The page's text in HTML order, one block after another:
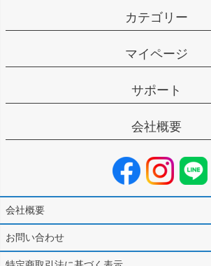
カテゴリー
マイページ
サポート
会社概要
会社概要
お問い合わせ